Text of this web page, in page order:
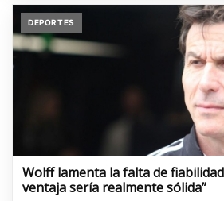
DEPORTES
Wolff lamenta la falta de
ventaja sería realmente sólida”